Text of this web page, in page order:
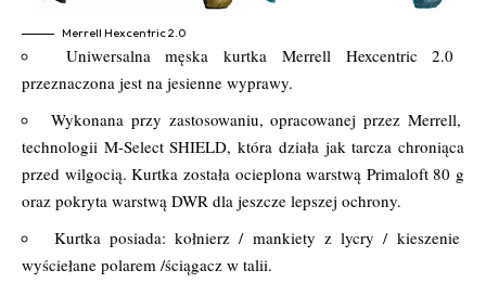
Merrell Hexcentric 2.0
Uniwersalna męska kurtka Merrell Hexcentric 2.0
przeznaczona jest na jesienne wyprawy.
Wykonana przy zastosowaniu, opracowanej przez Merrell,
technologii M-Select SHIELD, która działa jak tarcza chroniąca
przed wilgocią. Kurtka została ocieplona warstwą Primaloft 80 g
oraz pokryta warstwą DWR dla jeszcze lepszej ochrony.
Kurtka posiada: kołnierz / mankiety z lycry / kieszenie
wyściełane polarem /ściągacz w talii.